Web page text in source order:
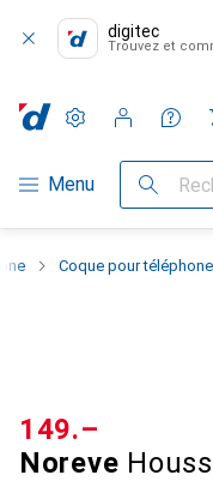
digitec
Trouvez et
Navigation par catégorie
Menu Recherche
Paramètres
Compte client
Listes de
Listes d'envies
Panier
Coque pour
Noreve
CHF
149.–